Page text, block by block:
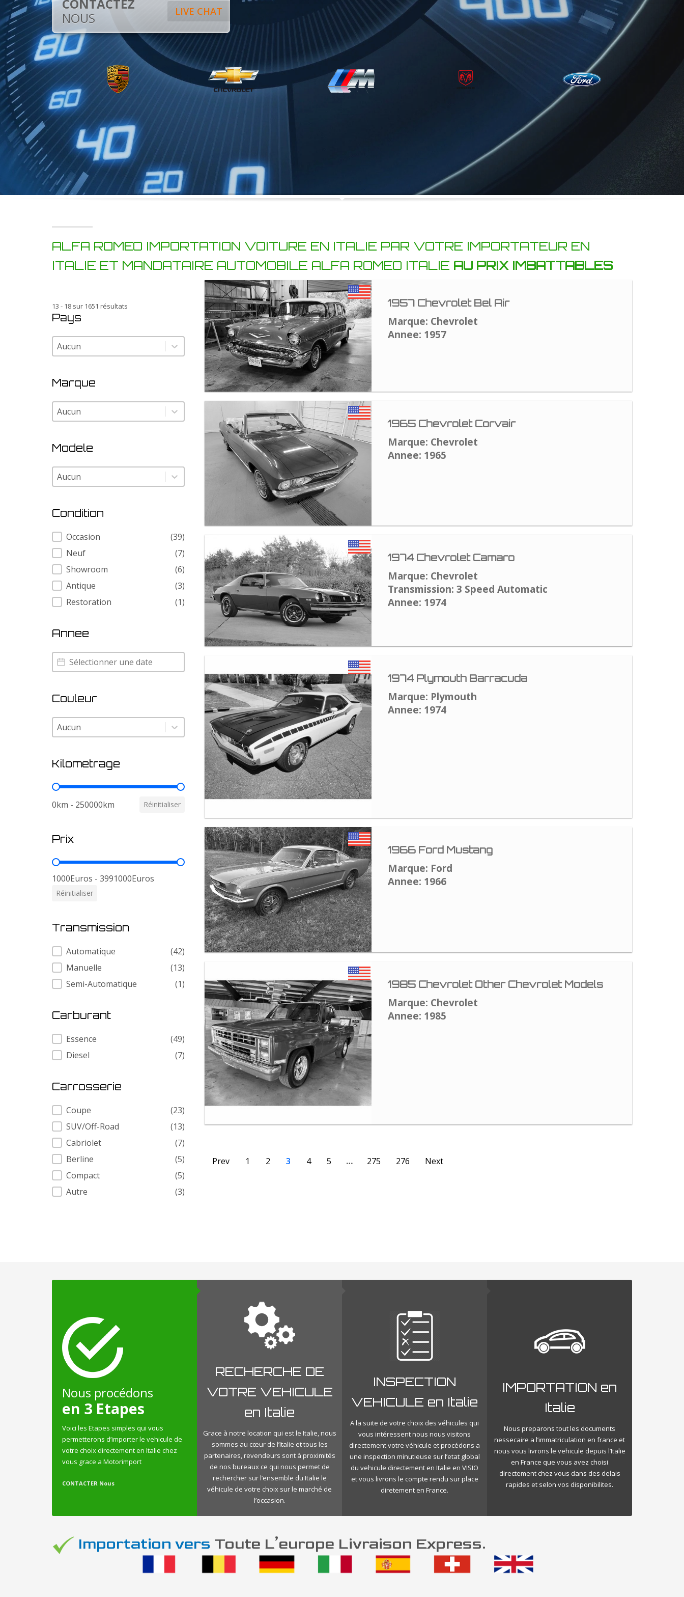
LIVE CHAT
CONTACTEZ
NOUS
ALFA ROMEO IMPORTATION VOITURE EN ITALIE PAR VOTRE IMPORTATEUR EN
ITALIE ET MANDATAIRE AUTOMOBILE ALFA ROMEO ITALIE AU PRIX IMBATTABLES
13 - 18 sur 1651 résultats
Pays
Pays
Pays
Marque
Marque
Marque
Modele
Modele
Modele
Condition
Condition
Occasion
(39)
Neuf
(7)
Showroom
(6)
Antique
(3)
Restoration
(1)
Annee
Annee
Annee
Couleur
Couleur
Couleur
Kilometrage
Kilometrage
0km - 250000km Réinitialiser
Prix
Prix
1000Euros - 3991000Euros
Réinitialiser
Transmission
Transmission
Automatique
(42)
Manuelle
(13)
Semi-Automatique
(1)
Carburant
Carburant
Essence
(49)
Diesel
(7)
Carrosserie
Carrosserie
Coupe
(23)
SUV/Off-Road
(13)
Cabriolet
(7)
Berline
(5)
Compact
(5)
Autre
(3)
1957 Chevrolet Bel Air
Marque: Chevrolet
Annee: 1957
1965 Chevrolet Corvair
Marque: Chevrolet
Annee: 1965
1974 Chevrolet Camaro
Marque: Chevrolet
Transmission: 3 Speed Automatic
Annee: 1974
1974 Plymouth Barracuda
Marque: Plymouth
Annee: 1974
1966 Ford Mustang
Marque: Ford
Annee: 1966
1985 Chevrolet Other Chevrolet Models
Marque: Chevrolet
Annee: 1985
Prev 1 2 3 4 5 … 275 276 Next
Nous procédons
en 3 Etapes
Voici les Etapes simples qui vous
permetterons d’importer le vehicule de
votre choix directement en Italie chez
vous grace a Motorimport
CONTACTER Nous
RECHERCHE DE
VOTRE VEHICULE
en Italie
Grace à notre location qui est le Italie, nous
sommes au cœur de l’Italie et tous les
partenaires, revendeurs sont à proximités
de nos bureaux ce qui nous permet de
rechercher sur l’ensemble du Italie le
véhicule de votre choix sur le marché de
l’occasion.
INSPECTION
VEHICULE en Italie
A la suite de votre choix des véhicules qui
vous intéressent nous nous visitons
directement votre véhicule et procédons a
une inspection minutieuse sur l’etat global
du vehicule directement en Italie en VISIO
et vous livrons le compte rendu sur place
diretement en France.
IMPORTATION en
Italie
Nous preparons tout les documents
nessecaire a l’immatriculation en france et
nous vous livrons le vehicule depuis l’Italie
en France que vous avez choisi
directement chez vous dans des delais
rapides et selon vos disponibilites.
Importation vers Toute L’europe Livraison Express.